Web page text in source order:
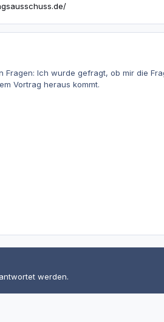
Fragen: Ich wurde gefragt, ob mir die
Vortrag heraus kommt.
werden.